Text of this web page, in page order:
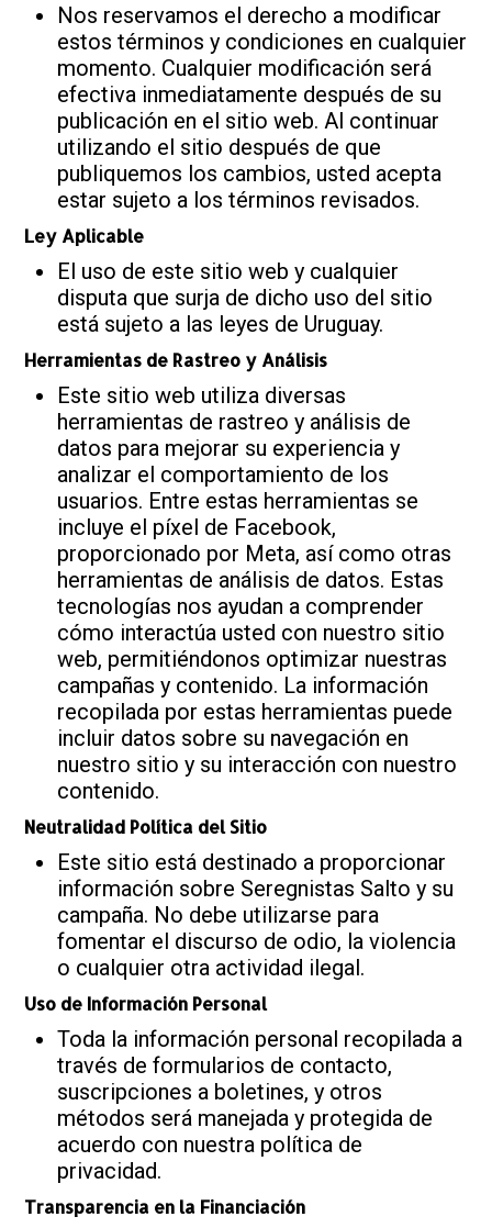
Nos reservamos el derecho a modificar
estos términos y condiciones en cualquier
momento. Cualquier modificación será
efectiva inmediatamente después de su
publicación en el sitio web. Al continuar
utilizando el sitio después de que
publiquemos los cambios, usted acepta
estar sujeto a los términos revisados.
Ley Aplicable
El uso de este sitio web y cualquier
disputa que surja de dicho uso del sitio
está sujeto a las leyes de Uruguay.
Herramientas de Rastreo y Análisis
Este sitio web utiliza diversas
herramientas de rastreo y análisis de
datos para mejorar su experiencia y
analizar el comportamiento de los
usuarios. Entre estas herramientas se
incluye el píxel de Facebook,
proporcionado por Meta, así como otras
herramientas de análisis de datos. Estas
tecnologías nos ayudan a comprender
cómo interactúa usted con nuestro sitio
web, permitiéndonos optimizar nuestras
campañas y contenido. La información
recopilada por estas herramientas puede
incluir datos sobre su navegación en
nuestro sitio y su interacción con nuestro
contenido.
Neutralidad Política del Sitio
Este sitio está destinado a proporcionar
información sobre Seregnistas Salto y su
campaña. No debe utilizarse para
fomentar el discurso de odio, la violencia
o cualquier otra actividad ilegal.
Uso de Información Personal
Toda la información personal recopilada a
través de formularios de contacto,
suscripciones a boletines, y otros
métodos será manejada y protegida de
acuerdo con nuestra política de
privacidad.
Transparencia en la Financiación